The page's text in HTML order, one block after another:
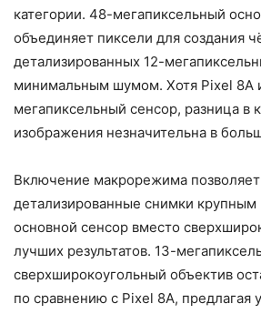
категории. 48-мегапиксельный
объединяет пиксели для создания
детализированных 12-
минимальным шумом. Хотя Pixel 8A
мегапиксельный сенсор, разница в
изображения незначительна в
Включение макрорежима позволяет
детализированные снимки крупным
основной сенсор вместо
лучших результатов. 13-
сверхширокоугольный объектив
по сравнению с Pixel 8A, предлагая